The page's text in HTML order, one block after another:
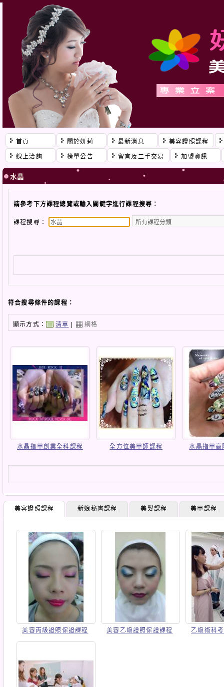
首頁 關於妍莉 最新消息 美容證照課程
線上洽詢 榜單公告 留言及二手交易 加盟資訊
水晶
請參考下方課程總覽或輸入關鍵字進行課程搜尋：
課程搜尋：
符合搜尋條件的課程：
顯示方式： 清單 | 網格
水晶指甲創業全科課程 全方位美甲師課程 水晶指甲高
美容證照課程 新娘秘書課程 美髮課程 美甲課程
美容丙級證照保證課程 美容乙級證照保證課程 乙級術科